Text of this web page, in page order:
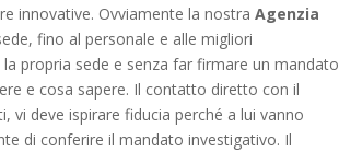
innovative. Ovviamente la nostraAgenzia
fino al personale e alle migliori
propria sede e senza far firmare un mandato
e cosa sapere. Il contatto diretto con il
deve ispirare fiducia perché a lui vanno
di conferire il mandato investigativo. Il